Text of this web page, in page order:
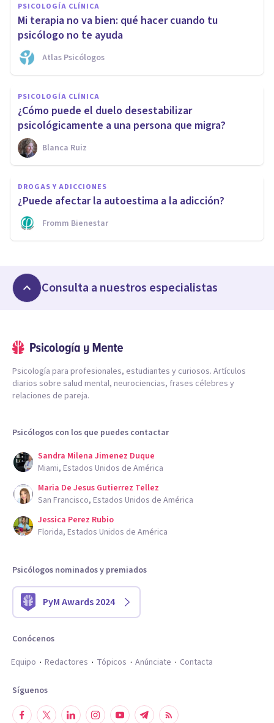
PSICOLOGÍA CLÍNICA
Mi terapia no va bien: qué hacer cuando tu
psicólogo no te ayuda
Atlas Psicólogos
PSICOLOGÍA CLÍNICA
¿Cómo puede el duelo desestabilizar
psicológicamente a una persona que migra?
Blanca Ruiz
DROGAS Y ADICCIONES
¿Puede afectar la autoestima a la adicción?
Fromm Bienestar
Consulta a nuestros especialistas
Psicología para profesionales, estudiantes y curiosos. Artículos
diarios sobre salud mental, neurociencias, frases célebres y
relaciones de pareja.
Psicólogos con los que puedes contactar
Sandra Milena Jimenez Duque
Miami, Estados Unidos de América
Maria De Jesus Gutierrez Tellez
San Francisco, Estados Unidos de América
Jessica Perez Rubio
Florida, Estados Unidos de América
Psicólogos nominados y premiados
PyM Awards 2024
Conócenos
Equipo
Redactores Tópicos Anúnciate Contacta
Síguenos